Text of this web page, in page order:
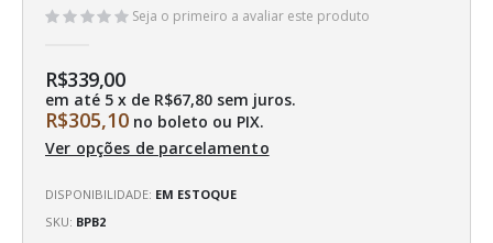
Seja o primeiro a avaliar este produto
R$339,00
em até 5 x de R$67,80 sem juros.
R$305,10 no boleto ou PIX.
Ver opções de parcelamento
DISPONIBILIDADE: EM ESTOQUE
SKU BPB2